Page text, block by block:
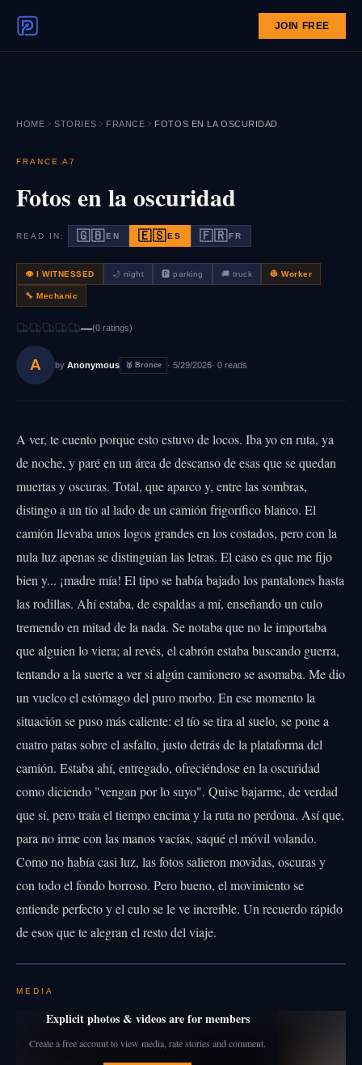
JOIN FREE
HOME STORIES FRANCE FOTOS EN LA OSCURIDAD
FRANCE ·A7
Fotos en la oscuridad
READ IN: 🇬🇧EN 🇪🇸ES 🇫🇷FR
👁 I WITNESSED 🌙 night 🅿️ parking 🚚 truck 👷 Worker
🔧 Mechanic
—(0 ratings)
A by Anonymous 🥉 Bronce · 5/29/2026· 0 reads
A ver, te cuento porque esto estuvo de locos. Iba yo en ruta, ya
de noche, y paré en un área de descanso de esas que se quedan
muertas y oscuras. Total, que aparco y, entre las sombras,
distingo a un tío al lado de un camión frigorífico blanco. El
camión llevaba unos logos grandes en los costados, pero con la
nula luz apenas se distinguían las letras. El caso es que me fijo
bien y... ¡madre mía! El tipo se había bajado los pantalones hasta
las rodillas. Ahí estaba, de espaldas a mí, enseñando un culo
tremendo en mitad de la nada. Se notaba que no le importaba
que alguien lo viera; al revés, el cabrón estaba buscando guerra,
tentando a la suerte a ver si algún camionero se asomaba. Me dio
un vuelco el estómago del puro morbo. En ese momento la
situación se puso más caliente: el tío se tira al suelo, se pone a
cuatro patas sobre el asfalto, justo detrás de la plataforma del
camión. Estaba ahí, entregado, ofreciéndose en la oscuridad
como diciendo "vengan por lo suyo". Quise bajarme, de verdad
que sí, pero traía el tiempo encima y la ruta no perdona. Así que,
para no irme con las manos vacías, saqué el móvil volando.
Como no había casi luz, las fotos salieron movidas, oscuras y
con todo el fondo borroso. Pero bueno, el movimiento se
entiende perfecto y el culo se le ve increíble. Un recuerdo rápido
de esos que te alegran el resto del viaje.
MEDIA
Explicit photos & videos are for members
Create a free account to view media, rate stories and comment.